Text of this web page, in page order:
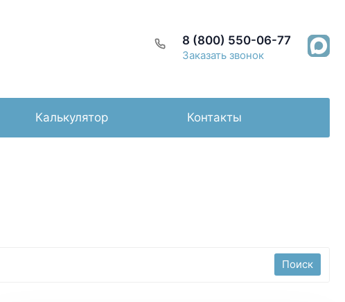
8 (800) 550-06-77
Заказать звонок
Калькулятор Контакты
Поиск